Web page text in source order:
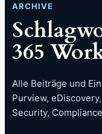
ARCHIVE
365
Alle Beiträge und
Purview,
Security,